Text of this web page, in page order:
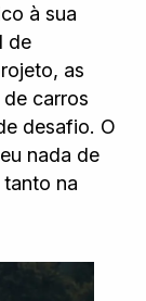
à sua
de
as
carros
desafio. O
nada de
na